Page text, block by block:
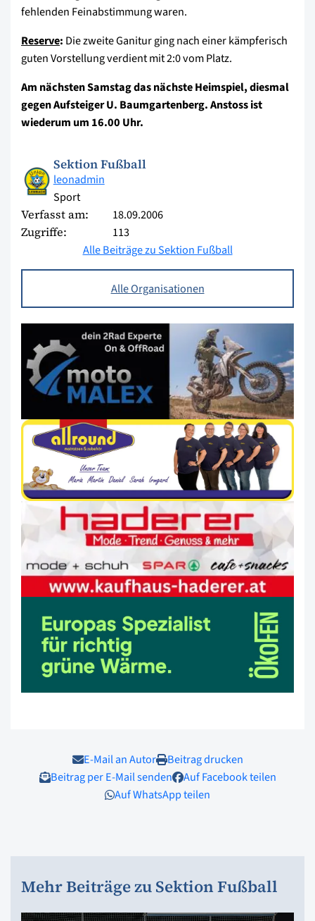
fehlenden Feinabstimmung waren.
Reserve: Die zweite Ganitur ging nach einer kämpferisch
guten Vorstellung verdient mit 2:0 vom Platz.
Am nächsten Samstag das nächste Heimspiel, diesmal
gegen Aufsteiger U. Baumgartenberg. Anstoss ist
wiederum um 16.00 Uhr.
Sektion Fußball
leonadmin
Sport
Verfasst am: 18.09.2006
Zugriffe:
113
Alle Beiträge zu Sektion Fußball
Alle Organisationen
E-Mail an Autor
Beitrag drucken
Beitrag per E-Mail senden
Auf Facebook teilen
Auf WhatsApp teilen
Mehr Beiträge zu Sektion Fußball